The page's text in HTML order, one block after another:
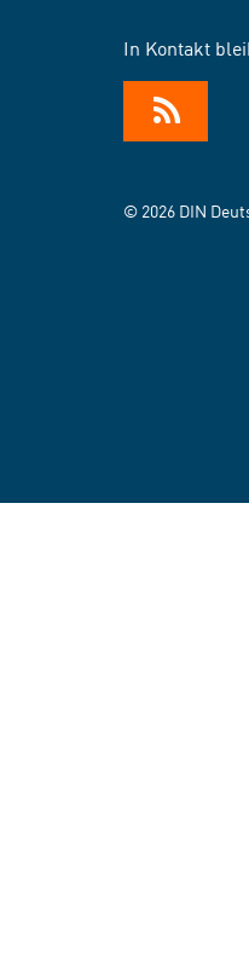
In Kontakt
© 2026 DIN